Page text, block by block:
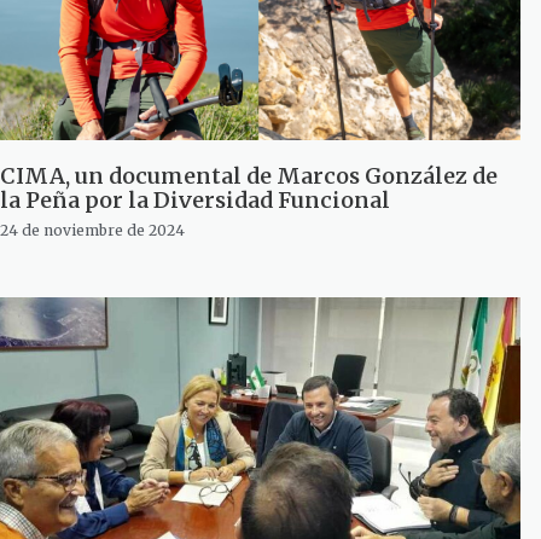
CIMA, un documental de Marcos González de
la Peña por la Diversidad Funcional
24 de noviembre de 2024